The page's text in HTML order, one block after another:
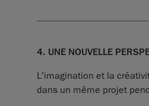
4. UNE NOUVELLE
L’imagination et la
dans un même projet